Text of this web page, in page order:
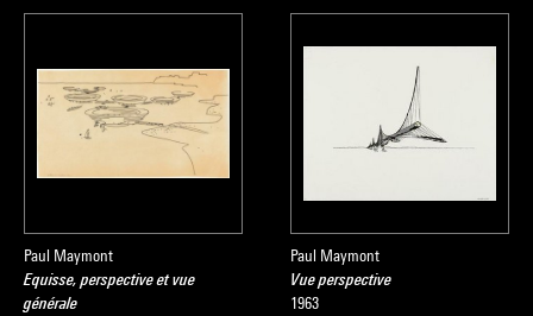
Paul Maymont
Equisse, perspective et vue
générale
Paul Maymont
Vue perspective
1963